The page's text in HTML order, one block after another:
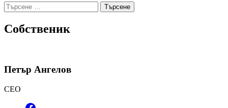
Търсене
за:
Собственик
Петър Ангелов
CEO